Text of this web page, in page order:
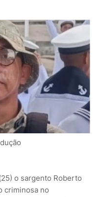
o sargento Roberto
criminosa no